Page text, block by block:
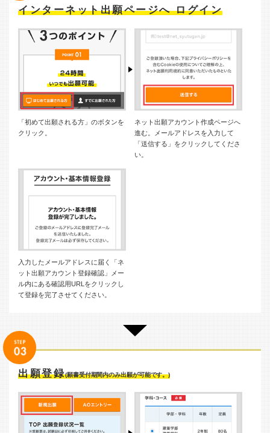
インターネット出願ページへ ログイン
「初めて出願される方」のボタンを
クリック。
ネット出願アカウント作成ページへ
進む。メールアドレスを入力して
「送信する」をクリックしてくださ
い。
入力したメールアドレスに届く「ネ
ット出願アカウント登録確認」メー
ル内にある確認用URLをクリックし
て登録を完了させてください。
出願登録(願書受付期間内のみ出願が可能です。)